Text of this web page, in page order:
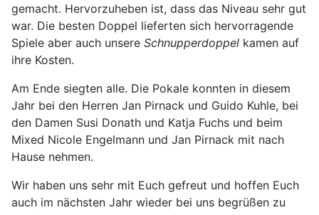
gemacht. Hervorzuheben ist, dass das Niveau sehr gut
war. Die besten Doppel lieferten sich hervorragende
Spiele aber auch unsere Schnupperdoppel kamen auf
ihre Kosten.
Am Ende siegten alle. Die Pokale konnten in diesem
Jahr bei den Herren Jan Pirnack und Guido Kuhle, bei
den Damen Susi Donath und Katja Fuchs und beim
Mixed Nicole Engelmann und Jan Pirnack mit nach
Hause nehmen.
Wir haben uns sehr mit Euch gefreut und hoffen Euch
auch im nächsten Jahr wieder bei uns begrüßen zu